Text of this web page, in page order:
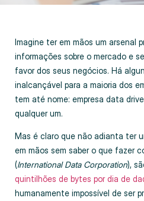
Imagine ter em mãos um arsenal
informações sobre o mercado e
favor dos seus negócios. Há
inalcançável para a maioria dos
tem até nome: empresa data
qualquer um.
Mas é claro que não adianta ter
em mãos sem saber o que fazer
(International Data Corporation),
quintilhões de bytes por dia de
humanamente impossível de ser